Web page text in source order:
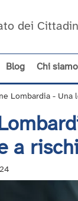
dei
Blog Chi siamo
Lombardia -
a